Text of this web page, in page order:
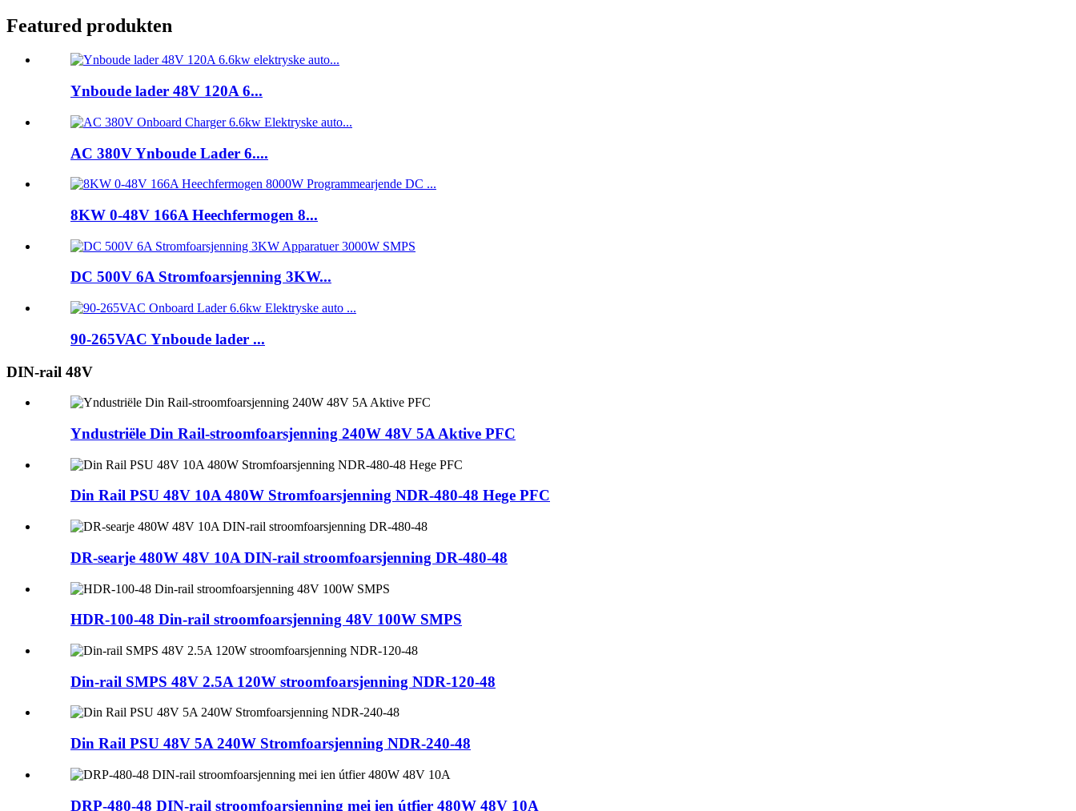
Featured produkten
Ynboude lader 48V 120A 6...
AC 380V Ynboude Lader 6....
8KW 0-48V 166A Heechfermogen 8...
DC 500V 6A Stromfoarsjenning 3KW...
90-265VAC Ynboude lader ...
DIN-rail 48V
Yndustriële Din Rail-stroomfoarsjenning 240W 48V 5A Aktive PFC
Din Rail PSU 48V 10A 480W Stromfoarsjenning NDR-480-48 Hege PFC
DR-searje 480W 48V 10A DIN-rail stroomfoarsjenning DR-480-48
HDR-100-48 Din-rail stroomfoarsjenning 48V 100W SMPS
Din-rail SMPS 48V 2.5A 120W stroomfoarsjenning NDR-120-48
Din Rail PSU 48V 5A 240W Stromfoarsjenning NDR-240-48
DRP-480-48 DIN-rail stroomfoarsjenning mei ien útfier 480W 48V 10A